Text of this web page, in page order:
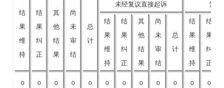
结
果
维
持
结
果
‎纠
正
其
他
‎结
果
尚
未
‎审
结
总
计
未经复议直接起诉 复议
结
果
‎维
持
结
果
‎纠
正
其
他
‎结
果
尚
未
‎审
结
总
计
结
果
‎维
持
结
果
‎纠
正
0 0 0 0 0 0 0 0 0 0 0 0